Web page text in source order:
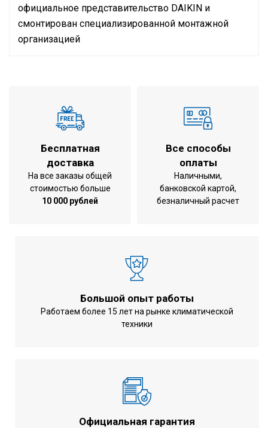
официальное представительство DAIKIN и
смонтирован специализированной монтажной
организацией
Холодопроизводительность
7,10 кВт
(охлаждение)
2,65 / 2,53 кВт
Потребляемая мощность
(обогрев)
-
Габариты наружного блока
Вес наружного блока
84/83 кг
Минимальный уровень шума
Управление компрессором
Марка хладагента
Бесплатная
доставка
На все заказы общей
стоимостью больше
10 000 рублей
Все способы
оплаты
Наличными,
банковской картой,
безналичный расчет
Большой опыт работы
Работаем более 15 лет на рынке климатической
техники
Официальная гарантия